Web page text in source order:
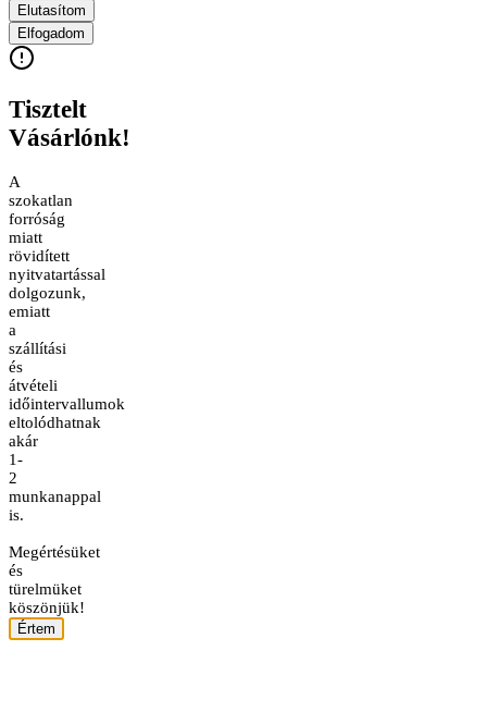
Elutasítom
Elfogadom
Tisztelt
Vásárlónk!
A
szokatlan
forróság
miatt
rövidített
nyitvatartással
dolgozunk,
emiatt
a
szállítási
és
átvételi
időintervallumok
eltolódhatnak
akár
1-
2
munkanappal
is.
Megértésüket
és
türelmüket
köszönjük!
Értem